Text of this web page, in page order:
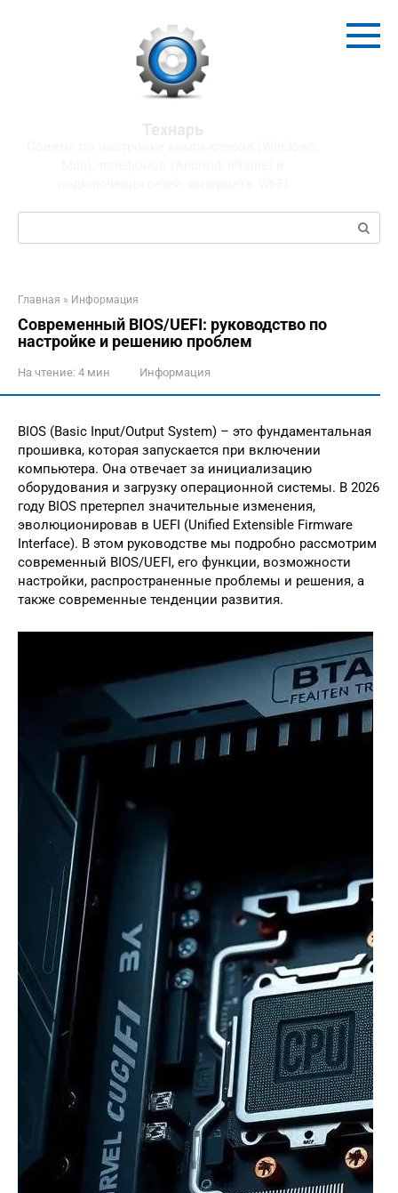
Поиск:
Главная » Информация
Современный BIOS/UEFI: руководство по
настройке и решению проблем
На чтение: 4 мин Информация
BIOS (Basic Input/Output System) – это фундаментальная
прошивка, которая запускается при включении
компьютера. Она отвечает за инициализацию
оборудования и загрузку операционной системы. В 2026
году BIOS претерпел значительные изменения,
эволюционировав в UEFI (Unified Extensible Firmware
Interface). В этом руководстве мы подробно рассмотрим
современный BIOS/UEFI, его функции, возможности
настройки, распространенные проблемы и решения, а
также современные тенденции развития.